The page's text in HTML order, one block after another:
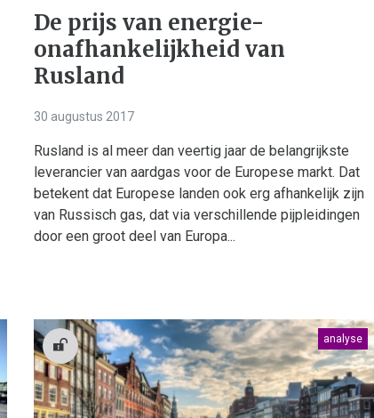
De prijs van energie-
onafhankelijkheid van
Rusland
30 augustus 2017
Rusland is al meer dan veertig jaar de belangrijkste
leverancier van aardgas voor de Europese markt. Dat
betekent dat Europese landen ook erg afhankelijk zijn
van Russisch gas, dat via verschillende pijpleidingen
door een groot deel van Europa...
analyse